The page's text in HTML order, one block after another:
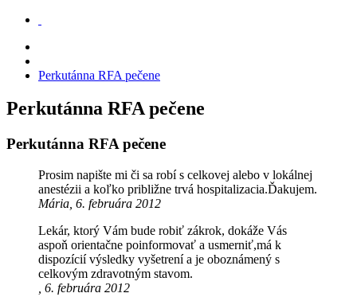
Perkutánna RFA pečene
Perkutánna RFA pečene
Perkutánna RFA pečene
Prosim napište mi či sa robí s celkovej alebo v lokálnej
anestézii a koľko približne trvá hospitalizacia.Ďakujem.
Mária, 6. februára 2012
Lekár, ktorý Vám bude robiť zákrok, dokáže Vás
aspoň orientačne poinformovať a usmerniť,má k
dispozícií výsledky vyšetrení a je oboznámený s
celkovým zdravotným stavom.
, 6. februára 2012